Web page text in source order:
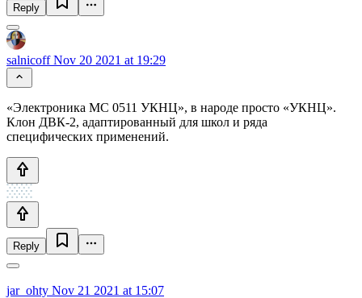
Reply
salnicoffNov 20 2021 at 19:29
«Электроника МС 0511 УКНЦ», в народе просто «УКНЦ».
Клон ДВК-2, адаптированный для школ и ряда
специфических применений.
Reply
jar_ohty Nov 21 2021 at 15:07